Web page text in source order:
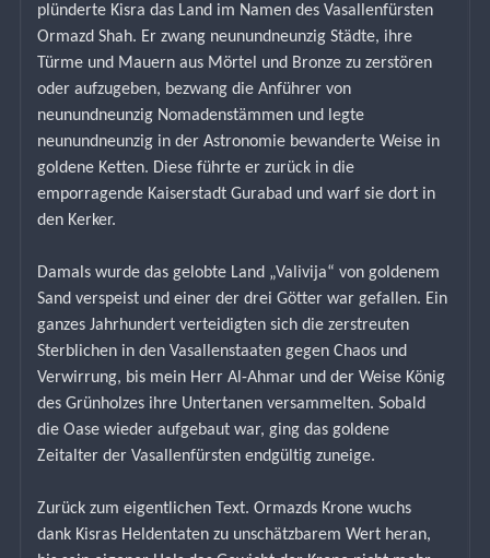
plünderte Kisra das Land im Namen des Vasallenfürsten
Ormazd Shah. Er zwang neunundneunzig Städte, ihre
Türme und Mauern aus Mörtel und Bronze zu zerstören
oder aufzugeben, bezwang die Anführer von
neunundneunzig Nomadenstämmen und legte
neunundneunzig in der Astronomie bewanderte Weise in
goldene Ketten. Diese führte er zurück in die
emporragende Kaiserstadt Gurabad und warf sie dort in
den Kerker.
Damals wurde das gelobte Land „Valivija“ von goldenem
Sand verspeist und einer der drei Götter war gefallen. Ein
ganzes Jahrhundert verteidigten sich die zerstreuten
Sterblichen in den Vasallenstaaten gegen Chaos und
Verwirrung, bis mein Herr Al-Ahmar und der Weise König
des Grünholzes ihre Untertanen versammelten. Sobald
die Oase wieder aufgebaut war, ging das goldene
Zeitalter der Vasallenfürsten endgültig zuneige.
Zurück zum eigentlichen Text. Ormazds Krone wuchs
dank Kisras Heldentaten zu unschätzbarem Wert heran,